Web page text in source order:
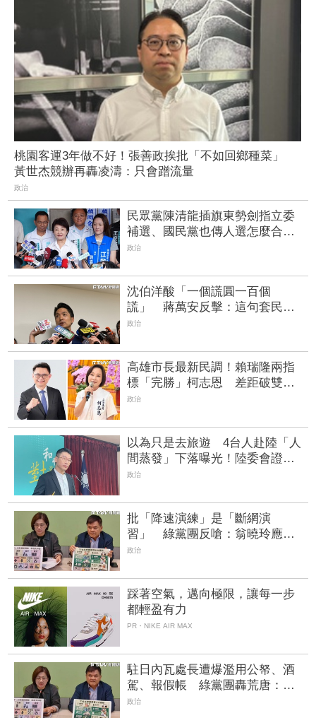
桃園客運3年做不好！張善政挨批「不如回鄉種菜」
黃世杰競辦再轟凌濤：只會蹭流量
政治
民眾黨陳清龍插旗東勢劍指立委
補選、國民黨也傳人選怎麼合？
盧秀燕：共創未來、有商有量
政治
沈伯洋酸「一個謊圓一百個
謊」 蔣萬安反擊：這句套民進
黨最適合
政治
高雄市長最新民調！賴瑞隆兩指
標「完勝」柯志恩 差距破雙位
數
政治
以為只是去旅遊 4台人赴陸「人
間蒸發」下落曝光！陸委會證
實：全在中國遭拘留
政治
批「降速演練」是「斷網演
習」 綠黨團反嗆：翁曉玲應該
認得字
政治
踩著空氣，邁向極限，讓每一步
都輕盈有力
PR・NIKE AIR MAX
駐日內瓦處長遭爆濫用公帑、酒
駕、報假帳 綠黨團轟荒唐：支
持外交部徹查
政治